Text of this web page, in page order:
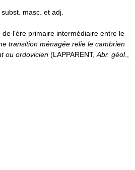
masc. et adj.
de l'ère primaire intermédiaire entre le
transition ménagée relie le cambrien
ou ordovicien (LAPPARENT, Abr. géol.,